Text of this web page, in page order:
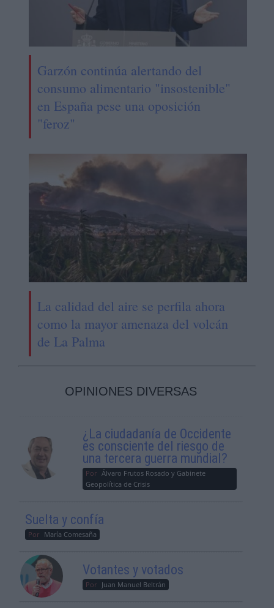
Garzón continúa alertando del
consumo alimentario "insostenible"
en España pese una oposición
"feroz"
La calidad del aire se perfila ahora
como la mayor amenaza del volcán
de La Palma
OPINIONES DIVERSAS
¿La ciudadanía de Occidente
es consciente del riesgo de
una tercera guerra mundial?
Por Álvaro Frutos Rosado y Gabinete
Geopolítica de Crisis
Suelta y confía
Por María Comesaña
Votantes y votados
Por Juan Manuel Beltrán